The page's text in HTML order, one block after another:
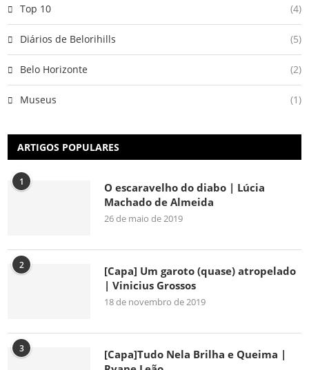
Top 10 (4)
Diários de Belorihills (5)
Belo Horizonte (2)
Museus (1)
ARTIGOS POPULARES
1
O escaravelho do diabo | Lúcia
Machado de Almeida
26 de maio de 2019
2
[Capa] Um garoto (quase) atropelado
| Vinicius Grossos
18 de novembro de 2019
3
[Capa]Tudo Nela Brilha e Queima |